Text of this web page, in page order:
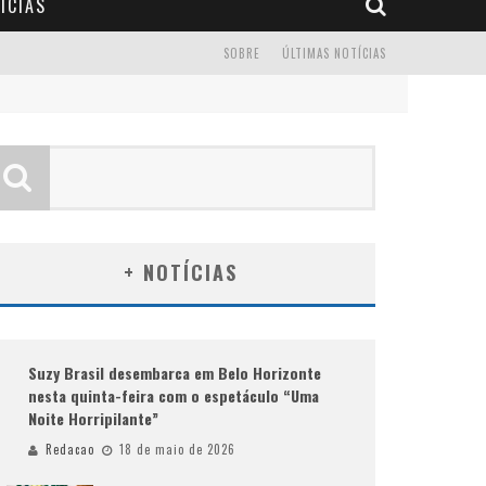
ÚLTIMAS NOTÍCIAS
SOBRE
+ NOTÍCIAS
Suzy Brasil desembarca em Belo Horizonte
nesta quinta-feira com o espetáculo “Uma
Noite Horripilante”
Redacao 18 de maio de 2026